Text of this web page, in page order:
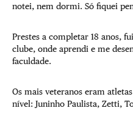
notei, nem dormi. Só fiquei
Prestes a completar 18 anos,
clube, onde aprendi e me
faculdade.
Os mais veteranos eram
nível: Juninho Paulista, Zetti,